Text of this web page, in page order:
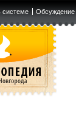
системе Обсуждение